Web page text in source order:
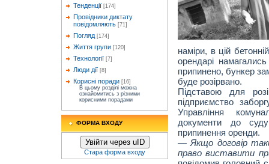
Тенденції [174]
Провідники диктату
повідомляють [71]
Погляд [174]
Життя групи [120]
Технології [7]
Люди дії [8]
Корисні поради [16]
В цьому розділі можна
ознайомитись з різними
корисними порадами
ФОРМА ВХОДУ
Увійти через uID
Стара форма входу
наміри, в цій
орендарі
припинено, бункер
буде розірвано.
Підставою для
підприємство
Управління
документи до
припинення оренди.
— Якщо договір
право виставити